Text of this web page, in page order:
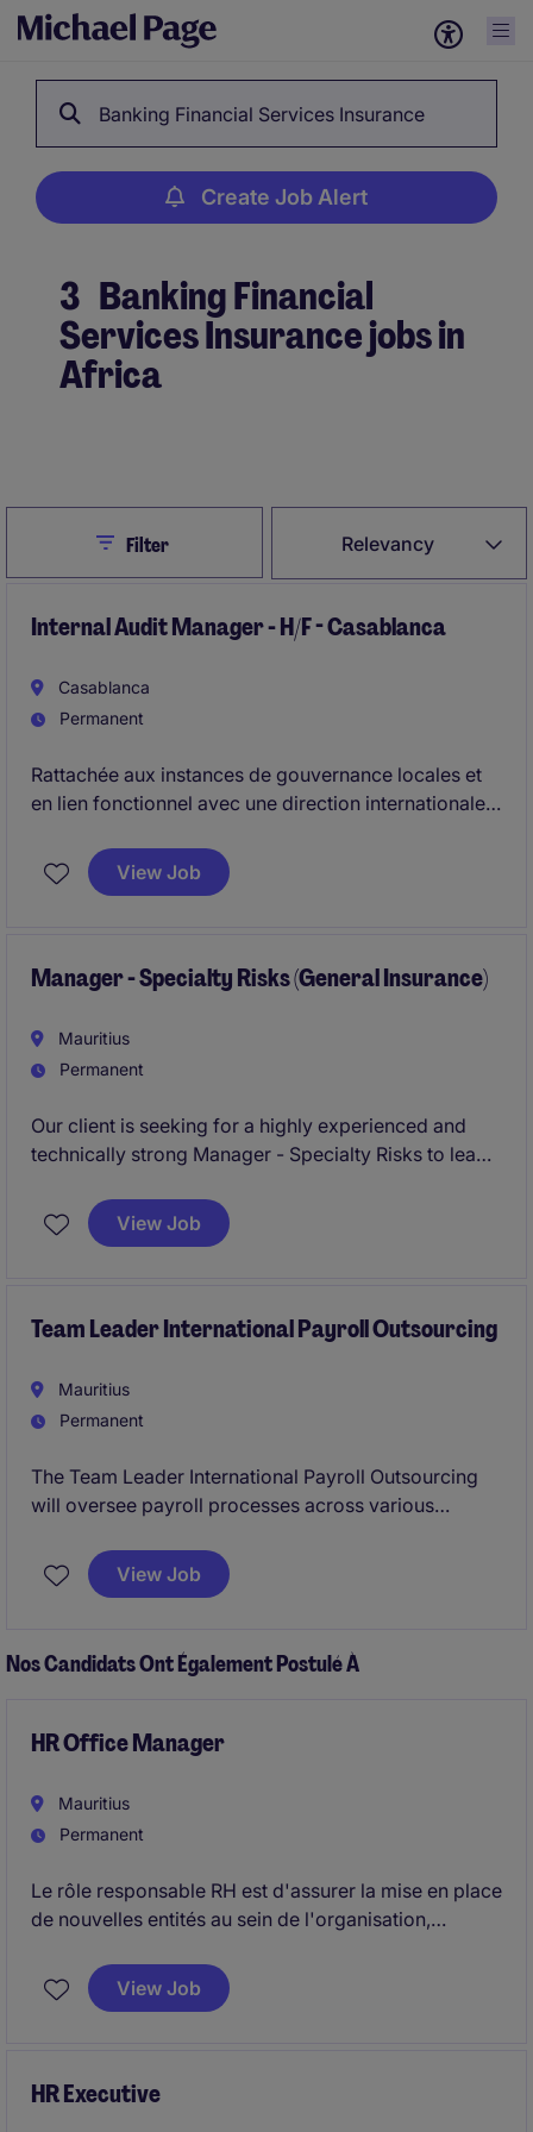
Banking Financial Services Insurance
Create Job Alert
3 Banking Financial
Services Insurance jobs in
Africa
Relevancy
CloseFilter
Internal Audit Manager - H/F - Casablanca
Casablanca
Permanent
Rattachée aux instances de gouvernance locales et
en lien fonctionnel avec une direction internationale
Audit Interne et garantissez l'efficacité du dispositif
de contrôle interne. Vous élaborez et exécutez le
conformité réglementaire.
View Job
Manager - Specialty Risks (General Insurance)
Mauritius
Permanent
Our client is seeking for a highly experienced and
technically strong Manager - Specialty Risks to lead
General Insurance. The role is responsible for
underwriting, portfolio management, and business
with regulatory and internal governance standards.
View Job
Team Leader International Payroll Outsourcing
Mauritius
Permanent
The Team Leader International Payroll Outsourcing
will oversee payroll processes across various
accuracy in all payroll activities. This role requires
solid expertise in payroll processing within the
View Job
Nos Candidats Ont Également Postulé À
HR Office Manager
Mauritius
Permanent
Le rôle responsable RH est d'assurer la mise en place
de nouvelles entités au sein de l'organisation,
gérer la transition des services actuellement assurés
par un prestataire externe vers une entité locale de
(contrats de travail, paie, administration du
View Job
HR Executive